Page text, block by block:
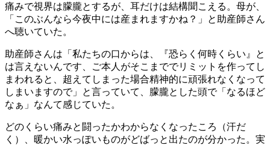
痛みで視界は朦朧とするが、耳だけは結構聞こえる。母が、
「このぶんなら今夜中には産まれますかね？」と助産師さん
へ聴いていた。
助産師さんは「私たちの口からは、『恐らく何時くらい』と
は言えないんです、ご本人がそこまででリミットを作ってし
まわれると、超えてしまった場合精神的に頑張れなくなって
しまいますので」と言っていて、朦朧とした頭で「なるほど
なぁ」なんて感じていた。
どのくらい痛みと闘ったかわからなくなったころ（汗だ
く）、暖かい水っぽいものがどばっと出たのが分かった。実